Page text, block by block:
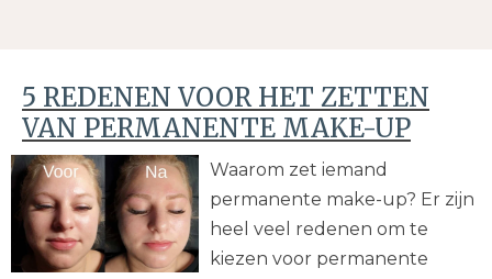
5 REDENEN VOOR HET ZETTEN
VAN PERMANENTE MAKE-UP
Waarom zet iemand
permanente make-up? Er zijn
heel veel redenen om te
kiezen voor permanente